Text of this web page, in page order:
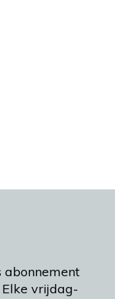
abonnement
vrijdag-